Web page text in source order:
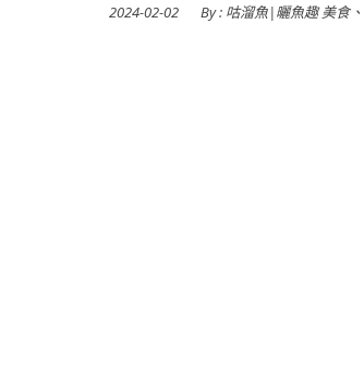
Posted
2024-02-02 By : 咕溜魚|曬魚趣 美食